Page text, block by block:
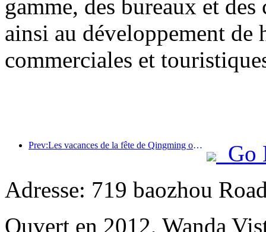
gamme, des bureaux et
ainsi au développement de
commerciales et
Prev:Les vacances de la fête de Qingming ont entraîné une forte hausse des voyages en raison des congés prolongés, les excursions et l'observation des fleurs ayant stimulé le nombre de visiteurs dans de nombreuses villes.
Go
Adresse: 719 baozhou
Ouvert en 2012, Wanda